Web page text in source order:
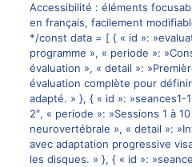
Accessibilité : éléments
en français, facilement
*/const data = [ { « id »:
programme », « periode »:
évaluation », « detail »:
évaluation complète pour
adapté. » }, { « id »: »seances1-
2″, « periode »: »Sessions 1 à
neurovertébrale », « detail »:
avec adaptation progressive
les disques. » }, { « id »: